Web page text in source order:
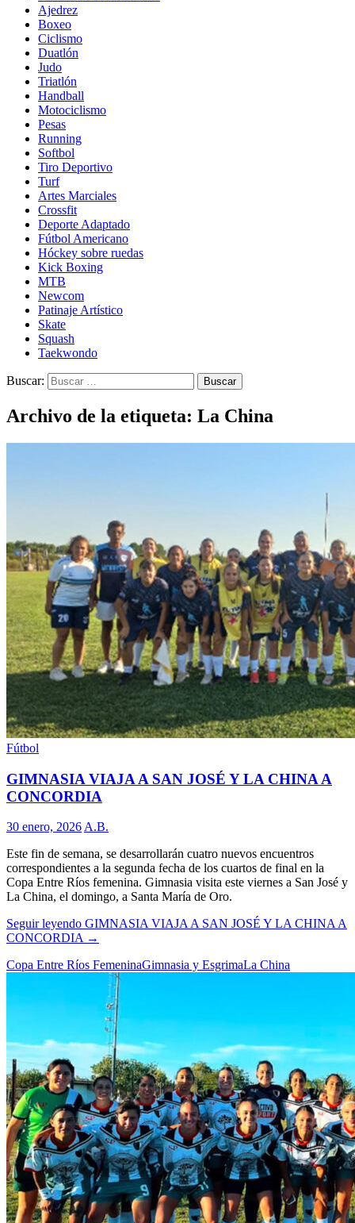
Ajedrez
Boxeo
Ciclismo
Duatlón
Judo
Triatlón
Handball
Motociclismo
Pesas
Running
Softbol
Tiro Deportivo
Turf
Artes Marciales
Crossfit
Deporte Adaptado
Fútbol Americano
Hóckey sobre ruedas
Kick Boxing
MTB
Newcom
Patinaje Artístico
Skate
Squash
Taekwondo
Buscar:
Archivo de la etiqueta: La China
Fútbol
GIMNASIA VIAJA A SAN JOSÉ Y LA CHINA A
CONCORDIA
30 enero, 2026 A.B.
Este fin de semana, se desarrollarán cuatro nuevos encuentros
correspondientes a la segunda fecha de los cuartos de final en la
Copa Entre Ríos femenina. Gimnasia visita este viernes a San José y
La China, el domingo, a Santa María de Oro.
Seguir leyendo GIMNASIA VIAJA A SAN JOSÉ Y LA CHINA A
CONCORDIA →
Copa Entre Ríos FemeninaGimnasia y EsgrimaLa China